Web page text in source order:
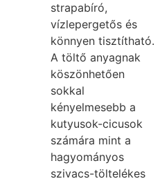
strapabíró,
vízlepergetős és
könnyen tisztítható.
A töltő anyagnak
köszönhetően
sokkal
kényelmesebb a
kutyusok-cicusok
számára mint a
hagyományos
szivacs-töltelékes